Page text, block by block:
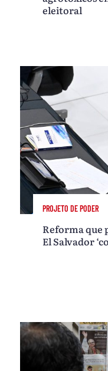
eleitoral
PROJETO DE PODER
Reforma que
El Salvador